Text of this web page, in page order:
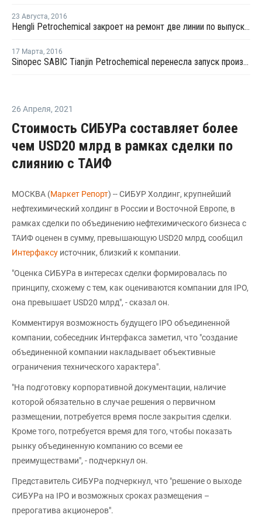
23 Августа, 2016
Hengli Petrochemical закроет на ремонт две линии по выпуску ТФК в сентябре-октябре
17 Марта, 2016
Sinopec SABIC Tianjin Petrochemical перенесла запуск производства МЭГ на 20 марта
26 Апреля, 2021
Стоимость СИБУРа составляет более
чем USD20 млрд в рамках сделки по
слиянию с ТАИФ
МОСКВА (Маркет Репорт) -- СИБУР Холдинг, крупнейший
нефтехимический холдинг в России и Восточной Европе, в
рамках сделки по объединению нефтехимического бизнеса с
ТАИФ оценен в сумму, превышающую USD20 млрд, сообщил
Интерфаксу источник, близкий к компании.
"Оценка СИБУРа в интересах сделки формировалась по
принципу, схожему с тем, как оцениваются компании для IPO,
она превышает USD20 млрд", - сказал он.
Комментируя возможность будущего IPO объединенной
компании, собеседник Интерфакса заметил, что "создание
объединенной компании накладывает объективные
ограничения технического характера".
"На подготовку корпоративной документации, наличие
которой обязательно в случае решения о первичном
размещении, потребуется время после закрытия сделки.
Кроме того, потребуется время для того, чтобы показать
рынку объединенную компанию со всеми ее
преимуществами", - подчеркнул он.
Представитель СИБУРа подчеркнул, что "решение о выходе
СИБУРа на IPO и возможных сроках размещения –
прерогатива акционеров".